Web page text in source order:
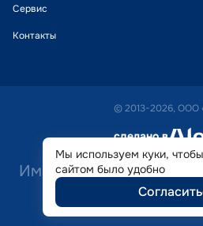
Сервис
Контакты
© 2013-2026, ООО
сделано в
Имеются
консультация
Мы используем куки,
сайтом было удобно